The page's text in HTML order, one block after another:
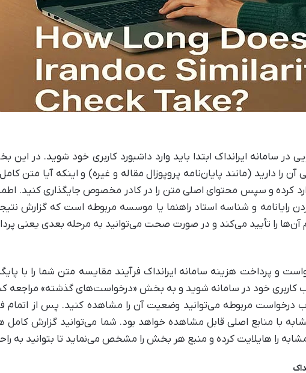
در سامانه ایرانداک ابتدا باید وارد داشبورد کاربری خود شوید. در
را دارید (مانند پایان‌نامه پروپوزال مقاله و غیره) و اینکه آیا متن
کرده و سپس محتوای اصلی متن را در کادر مخصوص جایگذاری کنید.
رایانامه و شناسه استاد راهنما یا موسسه مربوطه است که گزارش
آن‌ها را تأیید می‌کند و در صورت صحت می‌توانید به مرحله بعدی یعنی
و پرداخت هزینه سامانه ایرانداک فرآیند مقایسه متن شما را با
کاربری خود در سامانه شوید و به بخش «درخواست‌های گذشته»
درخواست مربوطه می‌توانید وضعیت آن را مشاهده کنید. پس از اتمام
را هایلایت کرده و منبع هر بخش را مشخص می‌نماید تا بتوانید به